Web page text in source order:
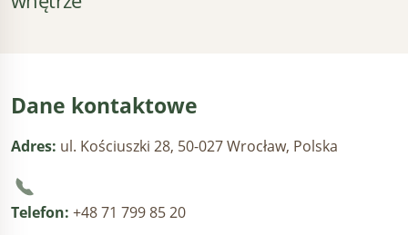
Dane kontaktowe
Adres: ul. Kościuszki 28, 50-027 Wrocław, Polska
Telefon: +48 71 799 85 20